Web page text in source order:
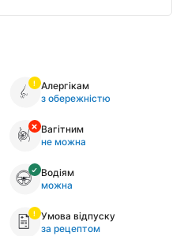
Алергікам
з обережністю
Вагітним
не можна
Водіям
можна
Умова відпуску
за рецептом